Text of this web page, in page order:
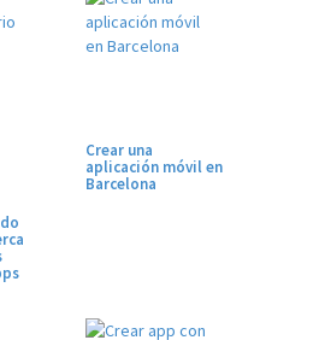
Crear una
aplicación móvil en
Barcelona